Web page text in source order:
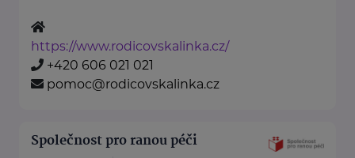
https://www.rodicovskalinka.cz/
+420 606 021 021
pomoc@rodicovskalinka.cz
Společnost pro ranou péči